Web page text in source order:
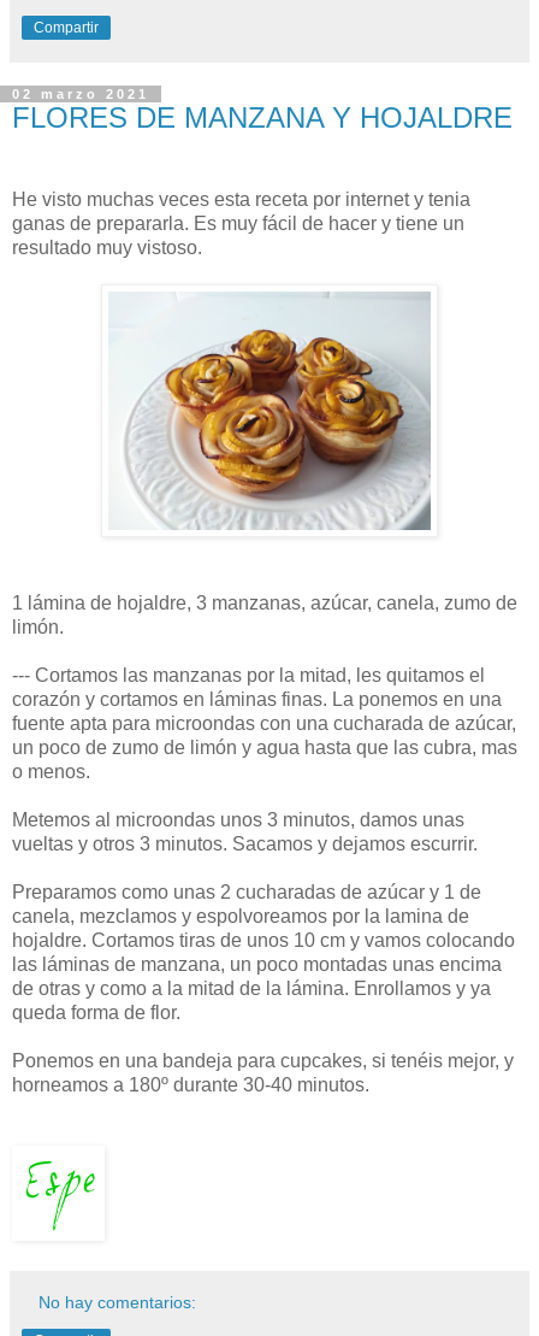
Compartir
02 marzo 2021
FLORES DE MANZANA Y HOJALDRE
He visto muchas veces esta receta por internet y tenia
ganas de prepararla. Es muy fácil de hacer y tiene un
resultado muy vistoso.
1 lámina de hojaldre, 3 manzanas, azúcar, canela, zumo de
limón.
--- Cortamos las manzanas por la mitad, les quitamos el
corazón y cortamos en láminas finas. La ponemos en una
fuente apta para microondas con una cucharada de azúcar,
un poco de zumo de limón y agua hasta que las cubra, mas
o menos.
Metemos al microondas unos 3 minutos, damos unas
vueltas y otros 3 minutos. Sacamos y dejamos escurrir.
Preparamos como unas 2 cucharadas de azúcar y 1 de
canela, mezclamos y espolvoreamos por la lamina de
hojaldre. Cortamos tiras de unos 10 cm y vamos colocando
las láminas de manzana, un poco montadas unas encima
de otras y como a la mitad de la lámina. Enrollamos y ya
queda forma de flor.
Ponemos en una bandeja para cupcakes, si tenéis mejor, y
horneamos a 180º durante 30-40 minutos.
No hay comentarios: